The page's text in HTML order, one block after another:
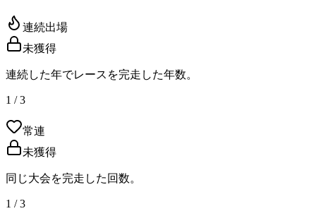
連続出場
未獲得
連続した年でレースを完走した年数。
1 / 3
常連
未獲得
同じ大会を完走した回数。
1 / 3